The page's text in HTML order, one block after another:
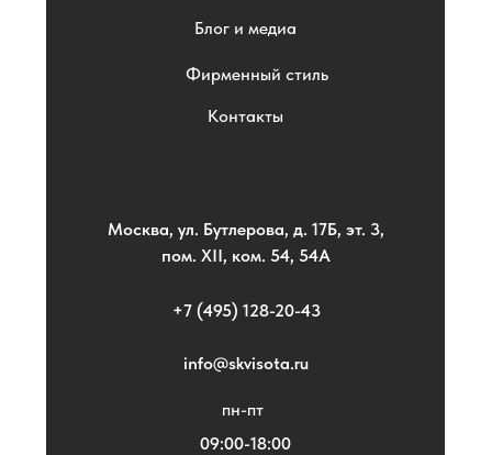
Блог и медиа
Фирменный стиль
Контакты
+7 (495) 128-20-43
info@skvisota.ru
Москва, ул. Бутлерова, д. 17Б, эт. 3,
пом. XII, ком. 54, 54А
пн-пт
09:00-18:00